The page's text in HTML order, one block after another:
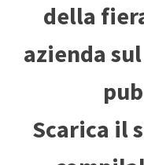
della
azienda
Scarica il